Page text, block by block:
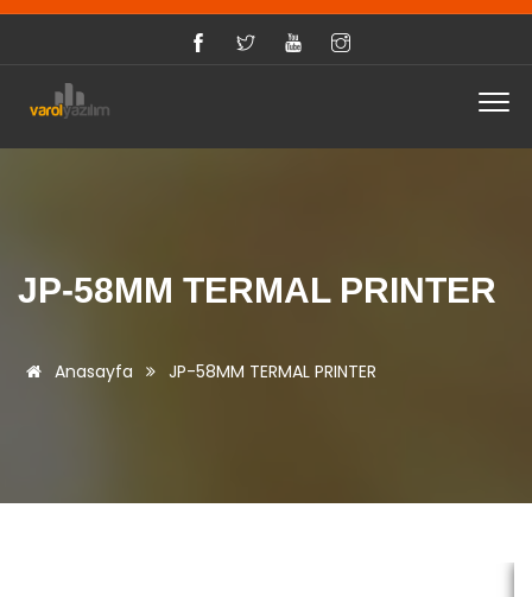
JP-58MM TERMAL PRINTER
Anasayfa JP-58MM TERMAL PRINTER